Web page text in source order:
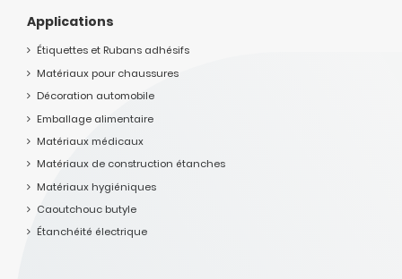
Applications
Étiquettes et Rubans adhésifs
Matériaux pour chaussures
Décoration automobile
Emballage alimentaire
Matériaux médicaux
Matériaux de construction étanches
Matériaux hygiéniques
Caoutchouc butyle
Étanchéité électrique